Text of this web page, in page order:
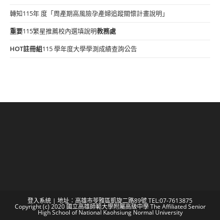
轉知115年 度「周產期高風險孕產婦追蹤關懷計畫說明」
重要115繁星推薦校內選填說明教務處
HOT註冊組115 學年度大學學測成績查詢公告
登入系統 | 地址：高雄市苓雅區凱旋二路89號 TEL:07-7613875
Copyright (c) 2020 國立高雄師範大學附屬高級中學 The Affiliated Senior
High School of National Kaohsiung Normal University